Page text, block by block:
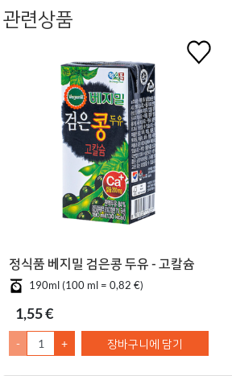
관련상품
정식품 베지밀 검은콩 두유 - 고칼슘
190ml (100 ml = 0,82 €)
1,55 €
- + 장바구니에 담기